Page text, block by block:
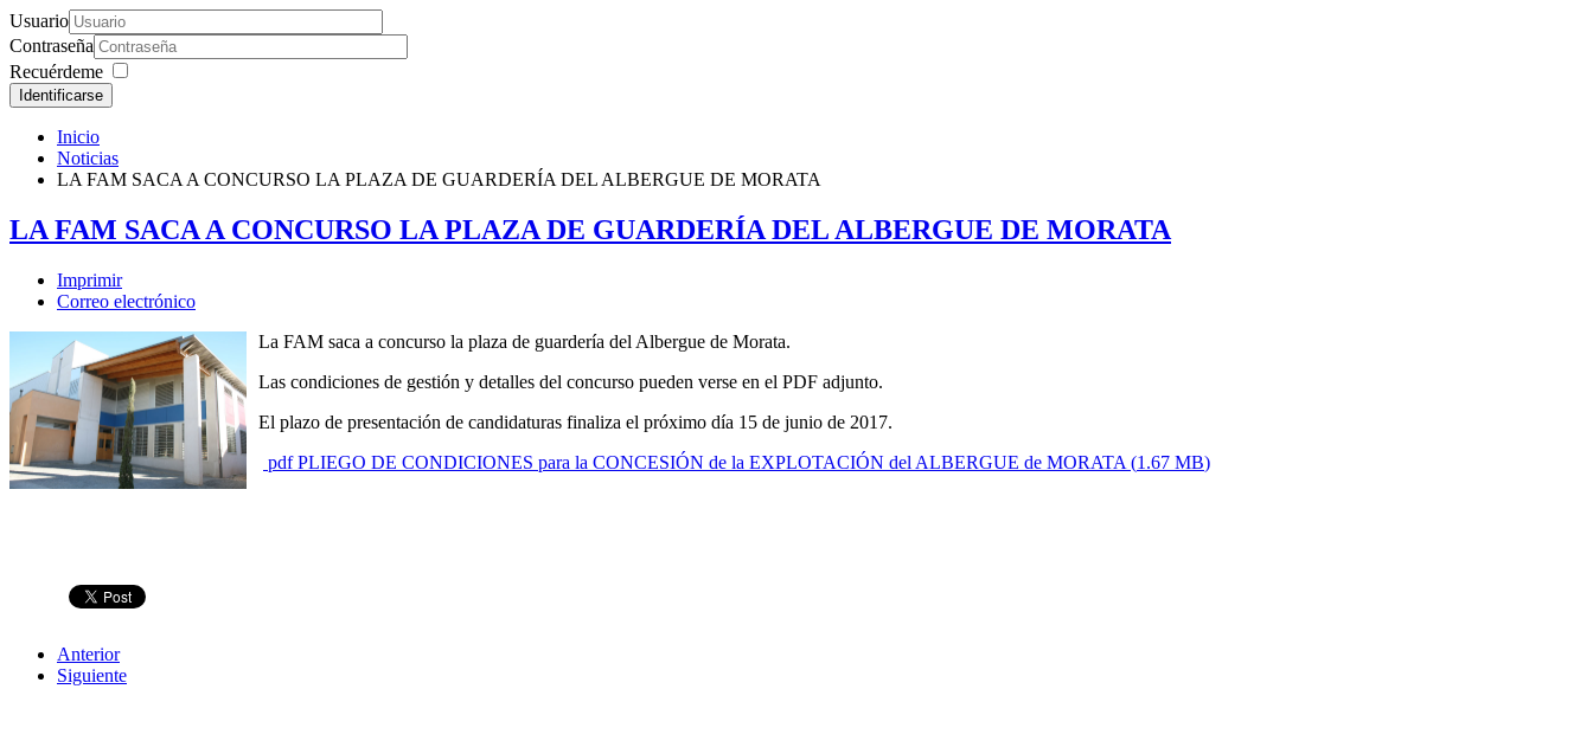
Usuario
Contraseña
Recuérdeme
Identificarse
Inicio
Noticias
LA FAM SACA A CONCURSO LA PLAZA DE GUARDERÍA DEL ALBERGUE DE MORATA
LA FAM SACA A CONCURSO LA PLAZA DE GUARDERÍA DEL ALBERGUE DE MORATA
Imprimir
Correo electrónico
La FAM saca a concurso la plaza de guardería del Albergue de Morata.
Las condiciones de gestión y detalles del concurso pueden verse en el PDF adjunto.
El plazo de presentación de candidaturas finaliza el próximo día 15 de junio de 2017.
pdfPLIEGO DE CONDICIONES para la CONCESIÓN de la EXPLOTACIÓN del ALBERGUE de MORATA (1.67 MB)
Anterior
Siguiente